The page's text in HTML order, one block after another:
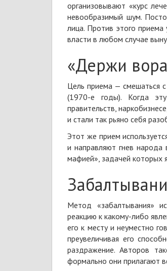
организовывают «курс
невообразимый шум.
лица. Против этого приема
власти в любом случае
«Держи
Цель приема — смешаться
(1970-е годы). Когда
правительств,
и стали так рьяно себя
Этот же прием
и направляют гнев
мафией», задачей которых
Метод «забалтывания»
реакцию к какому-либо
его к месту и неуместно
преувеличивая его
раздражение. Авторов
формально они прилагают